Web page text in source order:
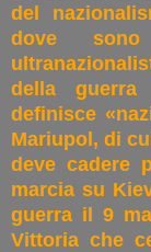
del
dove sono
della
definisce
Mariupol, di
deve cadere
marcia su
guerra il 9
Vittoria che